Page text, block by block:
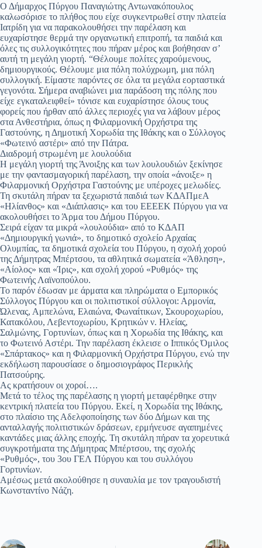
Ο Δήμαρχος Πύργου Παναγιώτης Αντωνακόπουλος
καλωσόρισε το πλήθος που είχε συγκεντρωθεί στην πλατεία
Ιατρίδη για να παρακολουθήσει την παρέλαση και
ευχαρίστησε θερμά την οργανωτική επιτροπή, τα παιδιά και
όλες τις συλλογικότητες που πήραν μέρος και βοήθησαν σ’
αυτή τη μεγάλη γιορτή. “Θέλουμε πολίτες χαρούμενους,
δημιουργικούς. Θέλουμε μια πόλη πολύχρωμη, μια πόλη
συλλογική. Είμαστε παρόντες σε όλα τα μεγάλα εορταστικά
γεγονότα. Σήμερα αναβιώνει μια παράδοση της πόλης που
είχε εγκαταλειφθεί» τόνισε και ευχαρίστησε όλους τους
φορείς που ήρθαν από άλλες περιοχές για να λάβουν μέρος
στα Ανθεστήρια, όπως η Φιλαρμονική Ορχήστρα της
Γαστούνης, η Δημοτική Χορωδία της Ιθάκης και ο Σύλλογος
«Φωτεινό αστέρι» από την Πάτρα.
Διαδρομή στρωμένη με λουλούδια
Η μεγάλη γιορτή της Άνοιξης και των λουλουδιών ξεκίνησε
με την φαντασμαγορική παρέλαση, την οποία «άνοιξε» η
Φιλαρμονική Ορχήστρα Γαστούνης με υπέροχες μελωδίες.
Τη σκυτάλη πήραν τα ξεχωριστά παιδιά των ΚΔΑΠμεΑ
«Ηλίανθος» και «Διάπλασις» και του ΕΕΕΕΚ Πύργου για να
ακολουθήσει το Άρμα του Δήμου Πύργου.
Σειρά είχαν τα μικρά «λουλούδια» από το ΚΔΑΠ
«Δημιουργική γωνιά», το δημοτικό σχολείο Αρχαίας
Ολυμπίας, τα δημοτικά σχολεία του Πύργου, η σχολή χορού
της Δήμητρας Μπέρτσου, τα αθλητικά σωματεία «Άθληση»,
«Αίολος» και «Ίρις», και σχολή χορού «Ρυθμός» της
Φωτεινής Λαϊνοπούλου.
Το παρόν έδωσαν με άρματα και πληρώματα ο Εμπορικός
Σύλλογος Πύργου και οι πολιτιστικοί σύλλογοι: Αρμονία,
Ώλενας, Αμπελώνα, Ελαιώνα, Φωναίτικων, Σκουροχωρίου,
Κατακόλου, Λεβεντοχωρίου, Κρητικών ν. Ηλείας,
Σαλμώνης, Γορτυνίων, όπως και η Χορωδία της Ιθάκης, και
το Φωτεινό Αστέρι. Την παρέλαση έκλεισε ο Ιππικός Όμιλος
«Σπάρτακος» και η Φιλαρμονική Ορχήστρα Πύργου, ενώ την
εκδήλωση παρουσίασε ο δημοσιογράφος Περικλής
Πατσούρης.
Ας κρατήσουν οι χοροί….
Μετά το τέλος της παρέλασης η γιορτή μεταφέρθηκε στην
κεντρική πλατεία του Πύργου. Εκεί, η Χορωδία της Ιθάκης,
στο πλαίσιο της Αδελφοποίησης των δύο Δήμων και της
ανταλλαγής πολιτιστικών δράσεων, ερμήνευσε αγαπημένες
καντάδες μιας άλλης εποχής. Τη σκυτάλη πήραν τα χορευτικά
συγκροτήματα της Δήμητρας Μπέρτσου, της σχολής
«Ρυθμός», του 3ου ΓΕΛ Πύργου και του συλλόγου
Γορτυνίων.
Αμέσως μετά ακολούθησε η συναυλία με τον τραγουδιστή
Κωνσταντίνο Νάζη.